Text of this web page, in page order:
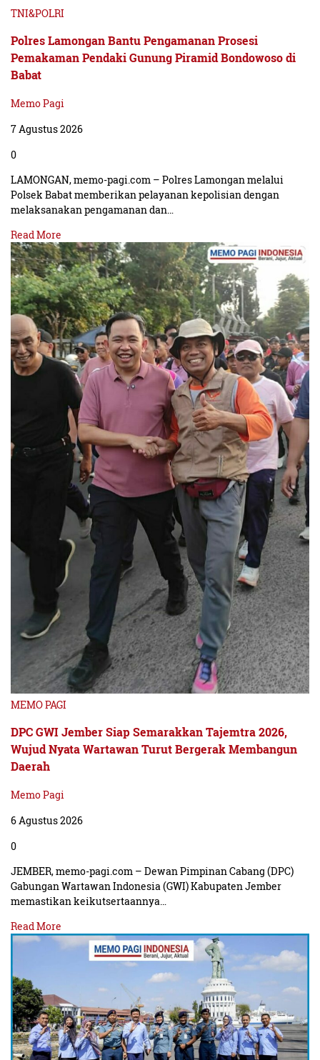
TNI&POLRI
Polres Lamongan Bantu Pengamanan Prosesi
Pemakaman Pendaki Gunung Piramid Bondowoso di
Babat
Memo Pagi
7 Agustus 2026
0
LAMONGAN, memo-pagi.com – Polres Lamongan melalui
Polsek Babat memberikan pelayanan kepolisian dengan
melaksanakan pengamanan dan…
Read More
MEMO PAGI
DPC GWI Jember Siap Semarakkan Tajemtra 2026,
Wujud Nyata Wartawan Turut Bergerak Membangun
Daerah
Memo Pagi
6 Agustus 2026
0
JEMBER, memo-pagi.com – Dewan Pimpinan Cabang (DPC)
Gabungan Wartawan Indonesia (GWI) Kabupaten Jember
memastikan keikutsertaannya…
Read More